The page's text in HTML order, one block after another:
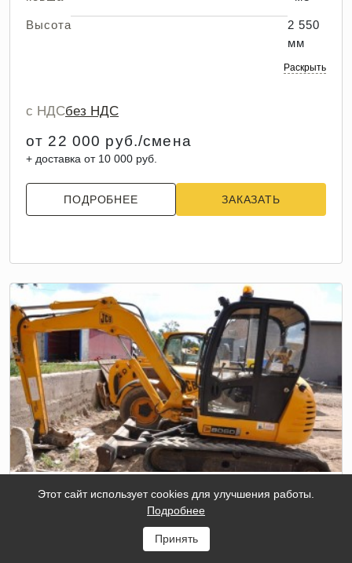
Высота
2 550
мм
Раскрыть
с НДСбез НДС
от 22 000 руб./смена
+ доставка от 10 000 руб.
ПОДРОБНЕЕ ЗАКАЗАТЬ
МИНИ-ЭКСКАВАТОР JCB 8060
Этот сайт использует cookies для улучшения работы.
Подробнее
Принять